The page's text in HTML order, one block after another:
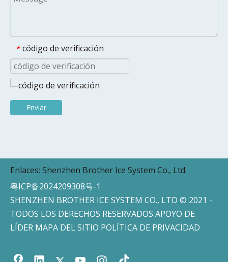
* código de verificación
Enviar
Enlaces: Shenzhen Brother Ice System Co., Ltd.
粤ICP备2024209308号-1
SHENZHEN BROTHER ICE SYSTEM CO., LTD © 2021 -
TODOS LOS DERECHOS RESERVADOS APOYO DE
LÍDER MAPA DEL SITIO POLÍTICA DE PRIVACIDAD